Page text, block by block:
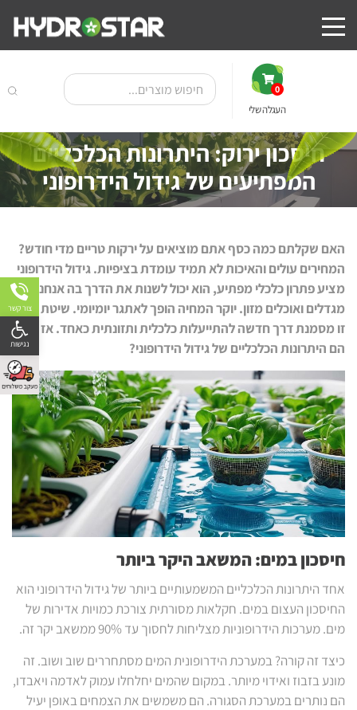
0
העגלה שלי
חיסכון ירוק: היתרונות הכלכליים
המפתיעים של גידול הידרופוני
האם שקלתם כמה כסף אתם מוציאים על ירקות טריים מדי חודש?
המחירים עולים והאיכות לא תמיד עומדת בציפיות. גידול הידרופוני
מציע פתרון כלכלי מפתיע, הוא יכול לשנות את הדרך בה אנחנו
מגדלים ואוכלים מזון. יוקר המחיה הופך לאתגר יומיומי. שיטת גידול
זו מסמנת דרך חדשה להתייעלות כלכלית ותזונתית כאחד. אז מה
הם היתרונות הכלכליים של גידול הידרופוני?
חיסכון במים: המשאב היקר ביותר
אחד היתרונות הכלכליים המשמעותיים ביותר של גידול הידרופוני הוא
החיסכון העצום במים. חקלאות מסורתית צורכת כמויות אדירות של
מים. מערכות הידרופוניות מצליחות לחסוך עד 90% ממשאב יקר זה.
כיצד זה קורה? במערכת הידרופונית המים מסתחררים שוב ושוב. זה
מונע בזבוז ואידוי מיותר. במקום שהמים יחלחלו עמוק לאדמה ויאבדו,
הם נותרים במערכת הסגורה. הם משמשים את הצמחים באופן יעיל
צור קשר